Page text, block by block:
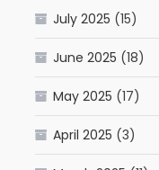
July 2025 (15)
June 2025 (18)
May 2025 (17)
April 2025 (3)